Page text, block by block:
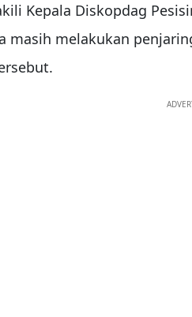
Kepala Diskopdag
masih melakukan